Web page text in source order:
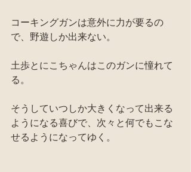
コーキングガンは意外に力が要るの
で、野遊しか出来ない。
土歩とにこちゃんはこのガンに憧れて
る。
そうしていつしか大きくなって出来る
ようになる喜びで、次々と何でもこな
せるようになってゆく。